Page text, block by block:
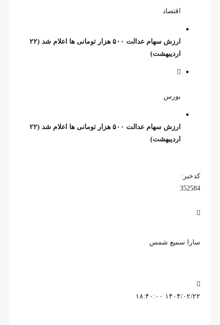
ارزش سهام عدالت ۵۰۰ هزار تومانی ها اعلام شد (۲۲
اردیبهشت)
ارزش سهام عدالت ۵۰۰ هزار تومانی ها اعلام شد (۲۲
اردیبهشت)
سمیع شمس
۰۲/۲۲ ۱۸:۴۰:۰۰